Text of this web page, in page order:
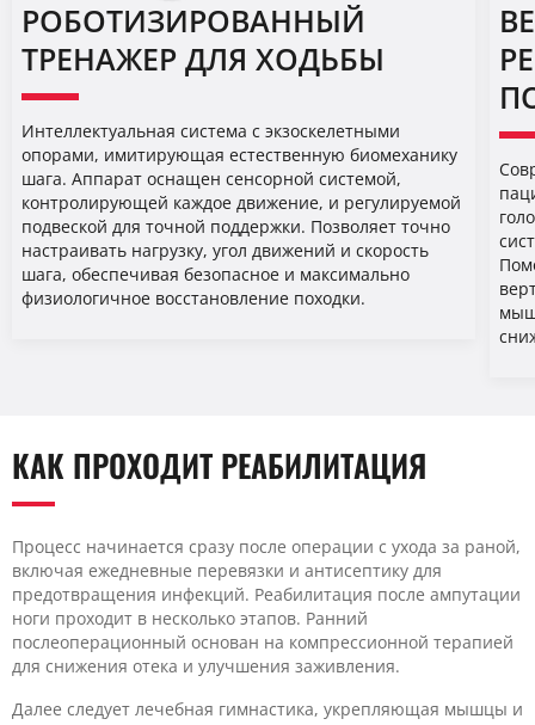
РОБОТИЗИРОВАННЫЙ
ТРЕНАЖЕР ДЛЯ ХОДЬБЫ
Интеллектуальная система с экзоскелетными
опорами, имитирующая естественную биомеханику
шага. Аппарат оснащен сенсорной системой,
контролирующей каждое движение, и регулируемой
подвеской для точной поддержки. Позволяет точно
настраивать нагрузку, угол движений и скорость
шага, обеспечивая безопасное и максимально
физиологичное восстановление походки.
КАК ПРОХОДИТ РЕАБИЛИТАЦИЯ
Процесс начинается сразу после операции с ухода за раной,
включая ежедневные перевязки и антисептику для
предотвращения инфекций. Реабилитация после ампутации
ноги проходит в несколько этапов. Ранний
послеоперационный основан на компрессионной терапией
для снижения отека и улучшения заживления.
Далее следует лечебная гимнастика, укрепляющая мышцы и